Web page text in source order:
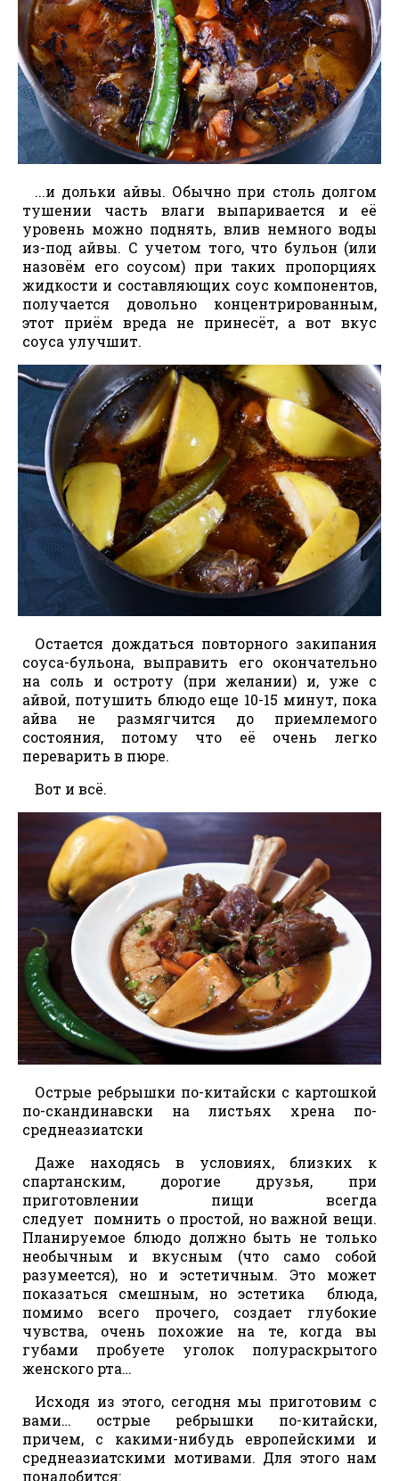
...и дольки айвы. Обычно при столь долгом
тушении часть влаги выпаривается и её
уровень можно поднять, влив немного воды
из-под айвы. С учетом того, что бульон (или
назовём его соусом) при таких пропорциях
жидкости и составляющих соус компонентов,
получается довольно концентрированным,
этот приём вреда не принесёт, а вот вкус
соуса улучшит.
Остается дождаться повторного закипания
соуса-бульона, выправить его окончательно
на соль и остроту (при желании) и, уже с
айвой, потушить блюдо еще 10-15 минут, пока
айва не размягчится до приемлемого
состояния, потому что её очень легко
переварить в пюре.
Вот и всё.
Острые ребрышки по-китайски с картошкой
по-скандинавски на листьях хрена по-
среднеазиатски
Даже находясь в условиях, близких к
спартанским, дорогие друзья, при
приготовлении пищи всегда
следует помнить о простой, но важной вещи.
Планируемое блюдо должно быть не только
необычным и вкусным (что само собой
разумеется), но и эстетичным. Это может
показаться смешным, но эстетика блюда,
помимо всего прочего, создает глубокие
чувства, очень похожие на те, когда вы
губами пробуете уголок полураскрытого
женского рта…
Исходя из этого, сегодня мы приготовим с
вами… острые ребрышки по-китайски,
причем, с какими-нибудь европейскими и
среднеазиатскими мотивами. Для этого нам
понадобится: